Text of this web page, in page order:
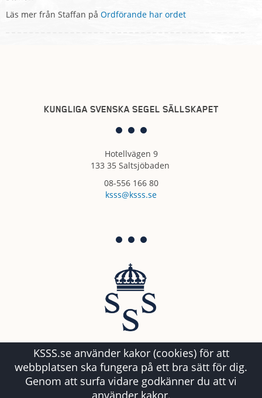
Läs mer från Staffan på Ordförande har ordet
KSSS.se använder kakor (cookies) för att
webbplatsen ska fungera på ett bra sätt för dig.
Genom att surfa vidare godkänner du att vi
använder kakor.
KUNGLIGA SVENSKA SEGEL SÄLLSKAPET
Hotellvägen 9
133 35 Saltsjöbaden
08-556 166 80
ksss@ksss.se